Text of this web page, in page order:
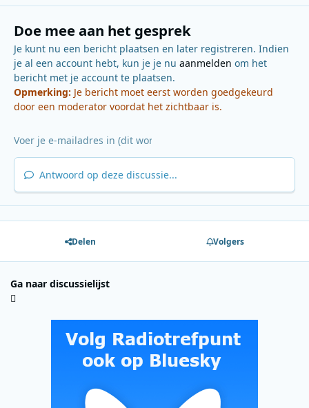
Doe mee aan het gesprek
Je kunt nu een bericht plaatsen en later registreren. Indien
je al een account hebt, kun je je nu aanmelden om het
bericht met je account te plaatsen.
Opmerking: Je bericht moet eerst worden goedgekeurd
door een moderator voordat het zichtbaar is.
Antwoord op deze discussie...
Delen Volgers
Ga naar discussielijst